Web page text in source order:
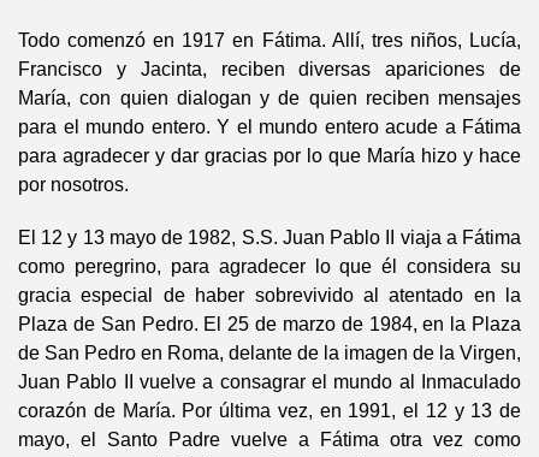
Todo comenzó en 1917 en Fátima. Allí, tres niños, Lucía,
Francisco y Jacinta, reciben diversas apariciones de
María, con quien dialogan y de quien reciben mensajes
para el mundo entero. Y el mundo entero acude a Fátima
para agradecer y dar gracias por lo que María hizo y hace
por nosotros.
El 12 y 13 mayo de 1982, S.S. Juan Pablo II viaja a Fátima
como peregrino, para agradecer lo que él considera su
gracia especial de haber sobrevivido al atentado en la
Plaza de San Pedro. El 25 de marzo de 1984, en la Plaza
de San Pedro en Roma, delante de la imagen de la Virgen,
Juan Pablo II vuelve a consagrar el mundo al Inmaculado
corazón de María. Por última vez, en 1991, el 12 y 13 de
mayo, el Santo Padre vuelve a Fátima otra vez como